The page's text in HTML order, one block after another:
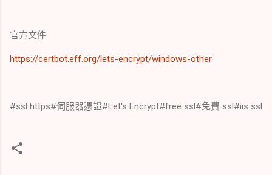
官方文件
https://certbot.eff.org/lets-encrypt/windows-other
#ssl https#伺服器憑證#Let's Encrypt#free ssl#免費 ssl#iis ssl